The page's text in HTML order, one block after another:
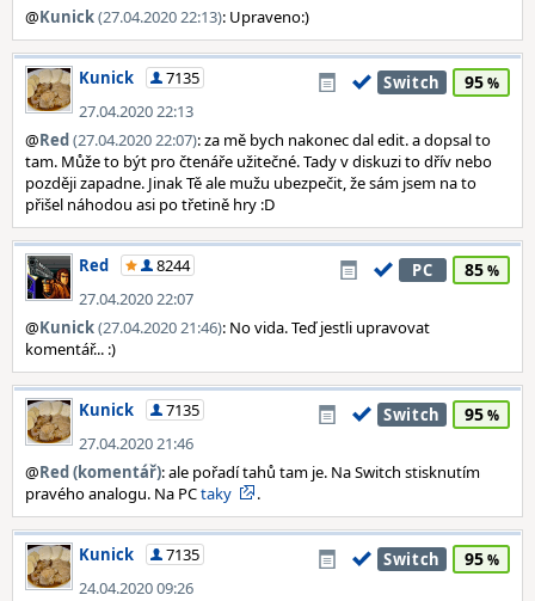
@Kunick(27.04.2020 22:13): Upraveno:)
Kunick
7135
27.04.2020 22:13
Switch 95
@Red(27.04.2020 22:07): za mě bych nakonec dal edit. a dopsal to
tam. Může to být pro čtenáře užitečné. Tady v diskuzi to dřív nebo
později zapadne. Jinak Tě ale mužu ubezpečit, že sám jsem na to
přišel náhodou asi po třetině hry :D
Red
8244
27.04.2020 22:07
PC 85
@Kunick(27.04.2020 21:46): No vida. Teď jestli upravovat
komentář... :)
Kunick
7135
27.04.2020 21:46
Switch 95
@Red (komentář): ale pořadí tahů tam je. Na Switch stisknutím
pravého analogu. Na PCtaky .
Kunick
7135
24.04.2020 09:26
Switch 95